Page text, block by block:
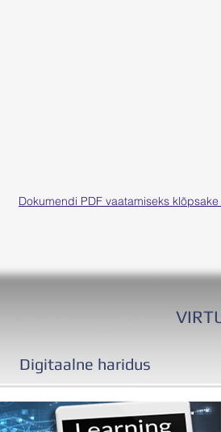
Dokumendi PDF vaatamiseks
Digitaalne haridus